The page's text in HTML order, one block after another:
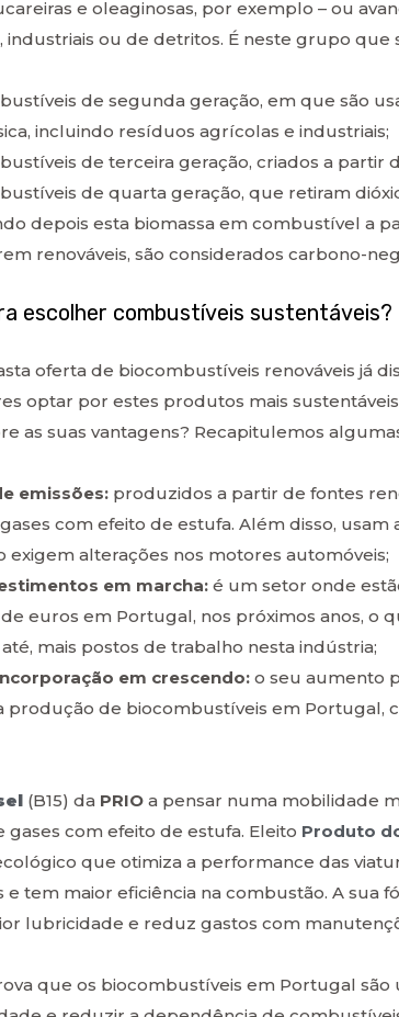
e oleaginosas, por exemplo – ou
industriais ou de detritos. É neste grupo que
de segunda geração, em que são
incluindo resíduos agrícolas e industriais;
de terceira geração, criados a partir
de quarta geração, que retiram
depois esta biomassa em combustível a
renováveis, são considerados carbono-
escolher combustíveis sustentáveis?
oferta de biocombustíveis renováveis já
optar por estes produtos mais
as suas vantagens? Recapitulemos
emissões: produzidos a partir de fontes
com efeito de estufa. Além disso,
exigem alterações nos motores automóveis;
em marcha: é um setor onde
euros em Portugal, nos próximos anos, o
mais postos de trabalho nesta indústria;
em crescendo: o seu aumento
produção de biocombustíveis em Portugal,
(B15) da PRIO a pensar numa mobilidade
gases com efeito de estufa. Eleito Produto
que otimiza a performance das
tem maior eficiência na combustão. A sua
lubricidade e reduz gastos com
que os biocombustíveis em Portugal